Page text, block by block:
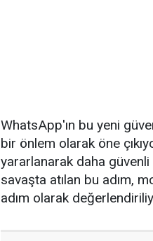
WhatsApp'ın bu yeni
bir önlem olarak öne
yararlanarak daha güvenli
savaşta atılan bu adım,
adım olarak